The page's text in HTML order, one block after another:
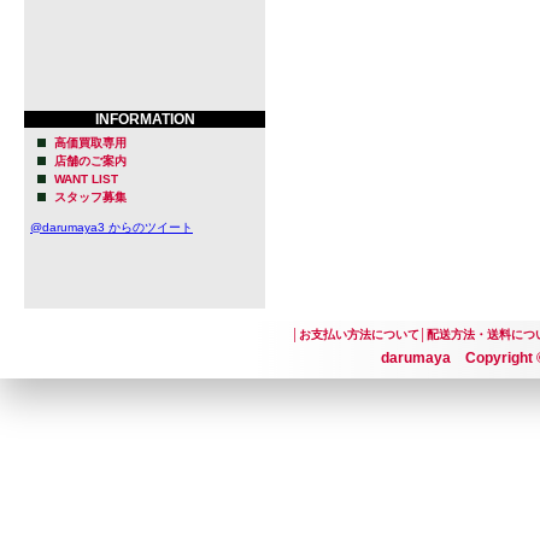
INFORMATION
高価買取専用
店舗のご案内
WANT LIST
スタッフ募集
@darumaya3 からのツイート
お支払い方法について│ 配送方法・送料につ
darumaya Copyright